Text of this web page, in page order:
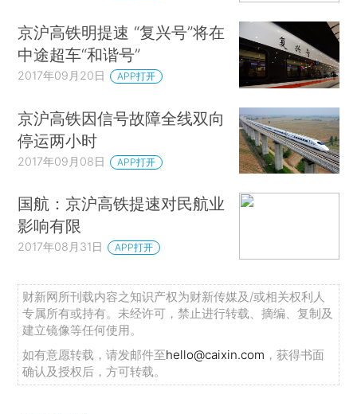
京沪高铁明提速 “复兴号”将在
中途超车“和谐号”
2017年09月20日 APP打开
京沪高铁因信号故障全线双向
停运两小时
2017年09月08日 APP打开
国航：京沪高铁提速对民航业
影响有限
2017年08月31日 APP打开
财新网所刊载内容之知识产权为财新传媒及/或相关权利人
专属所有或持有。未经许可，禁止进行转载、摘编、复制及
建立镜像等任何使用。
如有意愿转载，请发邮件至hello@caixin.com ，获得书面
确认及授权后，方可转载。